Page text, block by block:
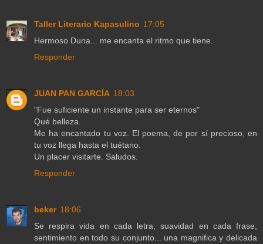
Taller Literario Kapasulino 17:05
Hermoso Duna... me encanta el ritmo que tiene.
Responder
JUAN PAN GARCÍA 18:03
"Fue suficiente un instante para ser eternos"
Qué belleza.
Me ha encantado tu voz. El poema, de por sí precioso, en
tu voz llega hasta el tuétano.
Un placer visitarte. Saludos.
Responder
beker 18:06
Se respira vida en cada letra, suavidad en cada frase,
sentimiento en todo su conjunto... una magnifica y delicada